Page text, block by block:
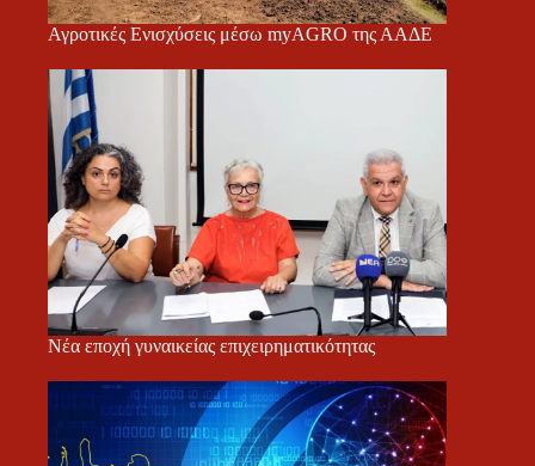
Αγροτικές Ενισχύσεις μέσω myAGRO της ΑΑΔΕ
Νέα εποχή γυναικείας επιχειρηματικότητας